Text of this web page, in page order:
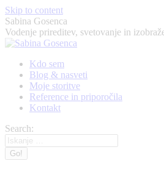
Skip to content
Sabina Gosenca
Vodenje prireditev, svetovanje in
Kdo sem
Blog & nasveti
Moje storitve
Reference in priporočila
Kontakt
Search: